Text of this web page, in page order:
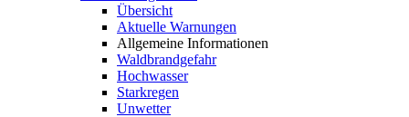
Übersicht
Aktuelle Warnungen
Allgemeine Informationen
Waldbrandgefahr
Hochwasser
Starkregen
Unwetter